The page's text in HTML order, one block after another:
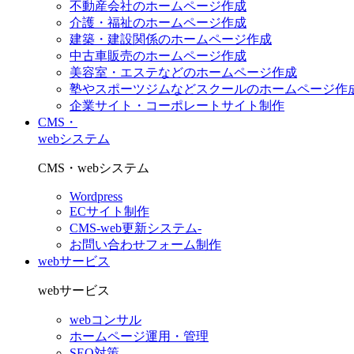
不動産会社のホームページ作成
介護・福祉のホームページ作成
建築・建設関係のホームページ作成
中古車販売のホームページ作成
美容室・エステなどのホームページ作成
塾やスポーツジムなどスクールのホームページ作
企業サイト・コーポレートサイト制作
CMS・
webシステム
CMS・webシステム
Wordpress
ECサイト制作
CMS-web更新システム-
お問い合わせフォーム制作
webサービス
webサービス
webコンサル
ホームページ運用・管理